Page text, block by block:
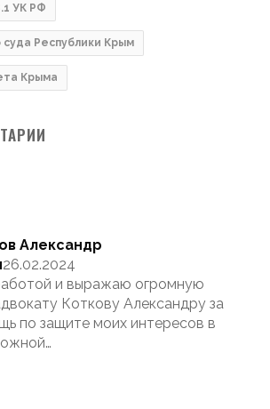
УК РФ
суда Республики Крым
Крыма
Александр
26.02.2024
и выражаю огромную
Коткову Александру за
по защите моих интересов в